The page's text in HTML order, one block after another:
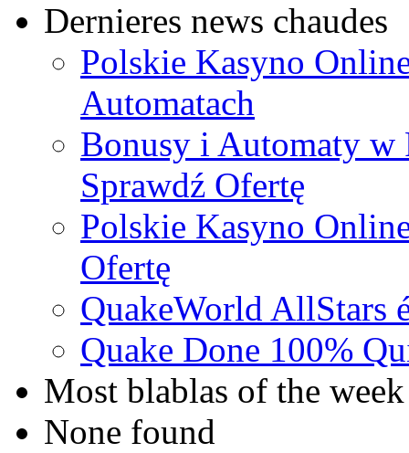
Dernieres news chaudes
Polskie Kasyno
Automatach
Bonusy i Automaty w
Sprawdź Ofertę
Polskie Kasyno
Ofertę
QuakeWorld AllStars
Quake Done 100%
Most blablas of the week
None found